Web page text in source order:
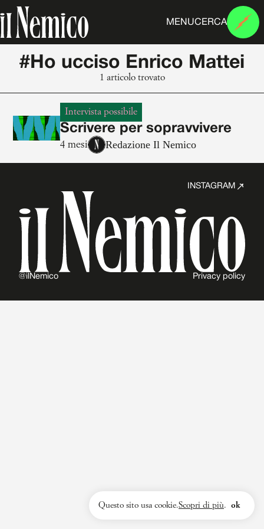
MENUCERCA
#Ho ucciso Enrico Mattei
1 articolo trovato
Intervista possibile
Scrivere per sopravvivere
4 mesi Redazione Il Nemico
INSTAGRAM
@ilNemico Privacy policy
Questo sito usa cookie.Scopri di più. ok